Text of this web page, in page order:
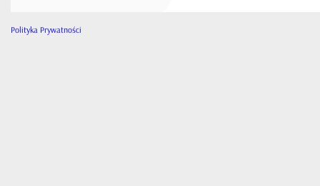
Polityka Prywatności